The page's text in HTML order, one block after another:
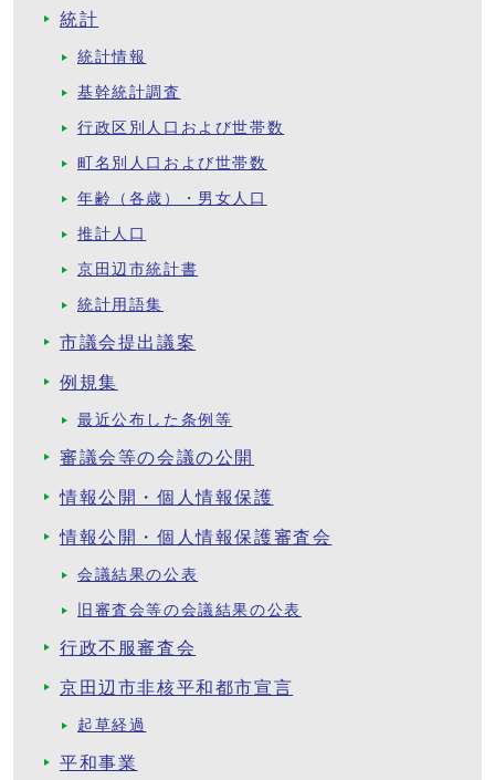
統計
統計情報
基幹統計調査
行政区別人口および世帯数
町名別人口および世帯数
年齢（各歳）・男女人口
推計人口
京田辺市統計書
統計用語集
市議会提出議案
例規集
最近公布した条例等
審議会等の会議の公開
情報公開・個人情報保護
情報公開・個人情報保護審査会
会議結果の公表
旧審査会等の会議結果の公表
行政不服審査会
京田辺市非核平和都市宣言
起草経過
平和事業